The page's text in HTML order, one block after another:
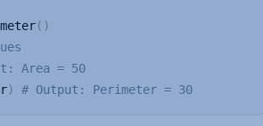
( )
Area = 50
) # Output: Perimeter = 30